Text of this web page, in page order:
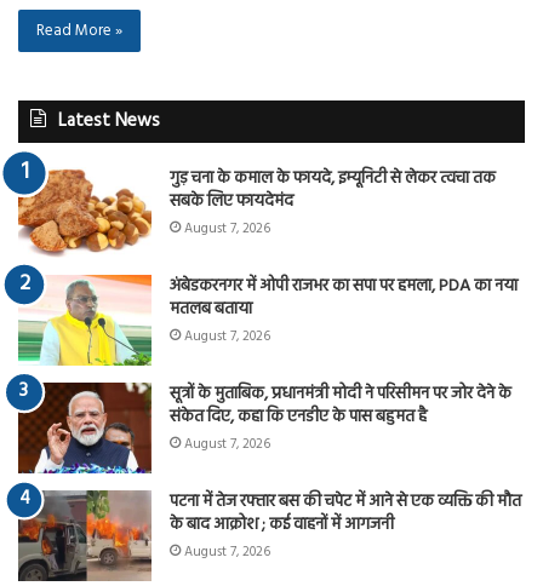
Read More »
Latest News
गुड़ चना के कमाल के फायदे, इम्यूनिटी से लेकर त्वचा तक
सबके लिए फायदेमंद
August 7, 2026
अंबेडकरनगर में ओपी राजभर का सपा पर हमला, PDA का नया
मतलब बताया
August 7, 2026
सूत्रों के मुताबिक, प्रधानमंत्री मोदी ने परिसीमन पर जोर देने के
संकेत दिए, कहा कि एनडीए के पास बहुमत है
August 7, 2026
पटना में तेज रफ्तार बस की चपेट में आने से एक व्यक्ति की मौत
के बाद आक्रोश ; कई वाहनों में आगजनी
August 7, 2026